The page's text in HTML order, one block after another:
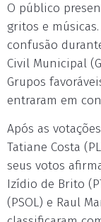
O público
gritos e
confusão
Civil Municipal
Grupos
entraram em
Após as
Tatiane Costa
seus votos
Izídio de Brito
(PSOL) e Raul